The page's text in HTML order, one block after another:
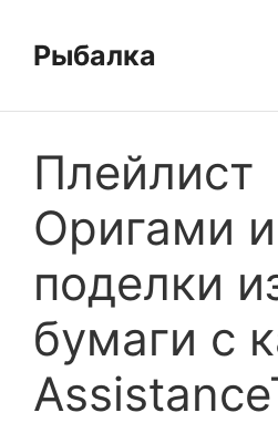
содержимому
Рыбалка
Плейлист
Оригами и
поделки
бумаги с